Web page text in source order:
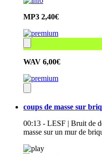
MP3 2,40€
WAV 6,00€
coups de masse sur
00:13 - LESF | Bruit de
masse sur un mur de